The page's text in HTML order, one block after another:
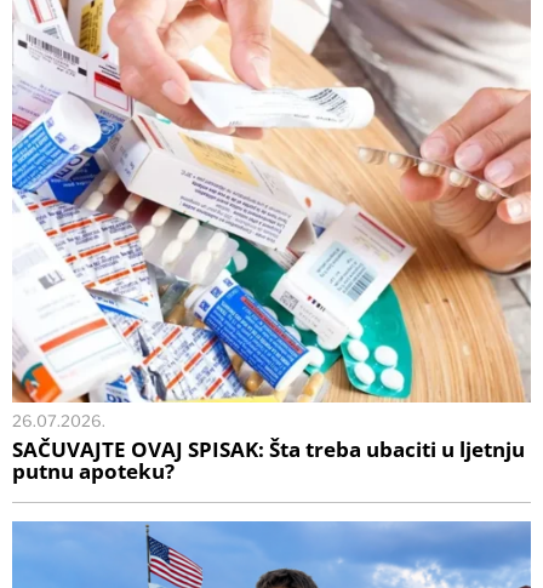
26.07.2026.
SAČUVAJTE OVAJ SPISAK: Šta treba ubaciti u ljetnju
putnu apoteku?